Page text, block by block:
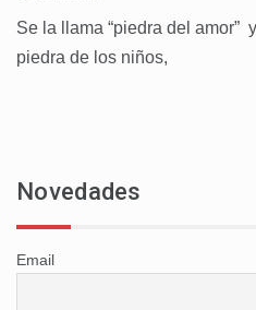
Se la llama “piedra del amor”
piedra de los niños,
Novedades
Email